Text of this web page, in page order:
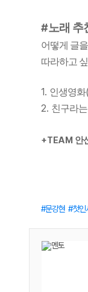
#노래 추
어떻게 글
따라하고
1. 인생영화
2. 친구라
+TEAM 안
문강현 첫인